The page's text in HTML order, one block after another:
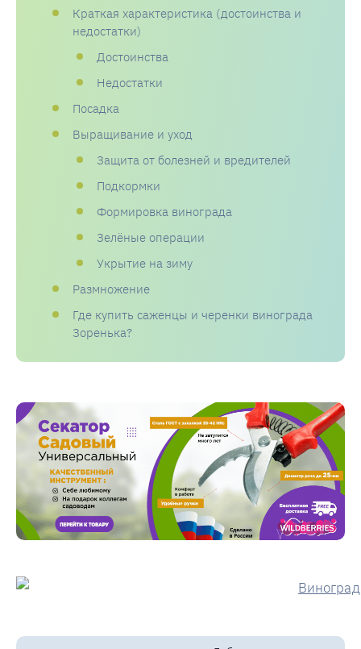
Краткая характеристика (достоинства и
недостатки)
Достоинства
Недостатки
Посадка
Выращивание и уход
Защита от болезней и вредителей
Подкормки
Формировка винограда
Зелёные операции
Укрытие на зиму
Размножение
Где купить саженцы и черенки винограда
Зоренька?